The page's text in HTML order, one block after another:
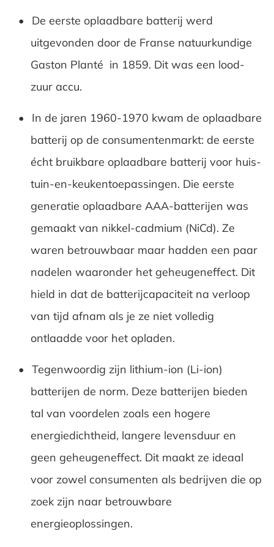
Kostenbesparing
Technologische innovaties
De eerste oplaadbare batterij werd
uitgevonden door de Franse natuurkundige
Gaston Planté in 1859. Dit was een lood-
zuur accu.
In de jaren 1960-1970 kwam de oplaadbare
batterij op de consumentenmarkt: de eerste
écht bruikbare oplaadbare batterij voor huis-
tuin-en-keukentoepassingen. Die eerste
generatie oplaadbare AAA-batterijen was
gemaakt van nikkel-cadmium (NiCd). Ze
waren betrouwbaar maar hadden een paar
nadelen waaronder het geheugeneffect. Dit
hield in dat de batterijcapaciteit na verloop
van tijd afnam als je ze niet volledig
ontlaadde voor het opladen.
Tegenwoordig zijn lithium-ion (Li-ion)
batterijen de norm. Deze batterijen bieden
tal van voordelen zoals een hogere
energiedichtheid, langere levensduur en
geen geheugeneffect. Dit maakt ze ideaal
voor zowel consumenten als bedrijven die op
zoek zijn naar betrouwbare
energieoplossingen.